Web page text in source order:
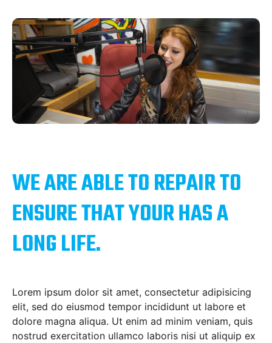
WE ARE ABLE TO REPAIR TO
ENSURE THAT YOUR HAS A
LONG LIFE.
Lorem ipsum dolor sit amet, consectetur adipisicing
elit, sed do eiusmod tempor incididunt ut labore et
dolore magna aliqua. Ut enim ad minim veniam, quis
nostrud exercitation ullamco laboris nisi ut aliquip ex